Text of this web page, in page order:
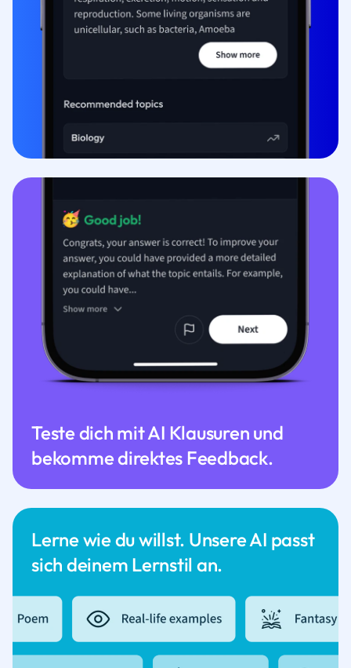
Lerne wie du willst. Unsere AI passt
sich deinem Lernstil an.
Teste dich mit AI Klausuren und
bekomme direktes Feedback.